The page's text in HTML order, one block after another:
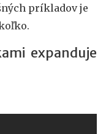
príkladov je
expanduje